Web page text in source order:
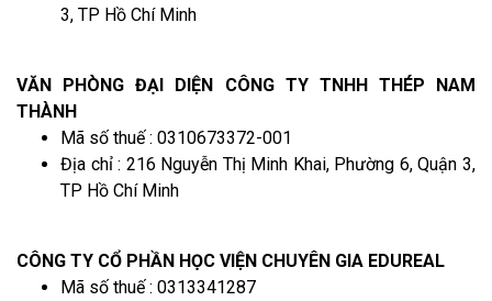
3, TP Hồ Chí Minh
VĂN PHÒNG ĐẠI DIỆN CÔNG TY TNHH THÉP NAM
THÀNH
Mã số thuế : 0310673372-001
Địa chỉ : 216 Nguyễn Thị Minh Khai, Phường 6, Quận 3,
TP Hồ Chí Minh
CÔNG TY CỔ PHẦN HỌC VIỆN CHUYÊN GIA EDUREAL
Mã số thuế : 0313341287